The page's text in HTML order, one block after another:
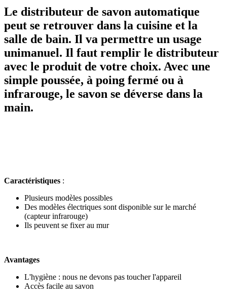
Le distributeur de savon automatique
peut se retrouver dans la cuisine et la
salle de bain. Il va permettre un usage
unimanuel. Il faut remplir le distributeur
avec le produit de votre choix. Avec une
simple poussée, à poing fermé ou à
infrarouge, le savon se déverse dans la
main.
Caractéristiques :
Plusieurs modèles possibles
Des modèles électriques sont disponible sur le marché
(capteur infrarouge)
Ils peuvent se fixer au mur
Avantages
L'hygiène : nous ne devons pas toucher l'appareil
Accès facile au savon